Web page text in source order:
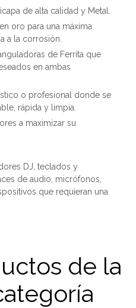
de alta calidad y Metal.
oro para una máxima
a la corrosión.
de Ferrita que
en ambas
o profesional donde se
rápida y limpia.
a maximizar su
DJ, teclados y
de audio, micrófonos,
que requieran una
de la